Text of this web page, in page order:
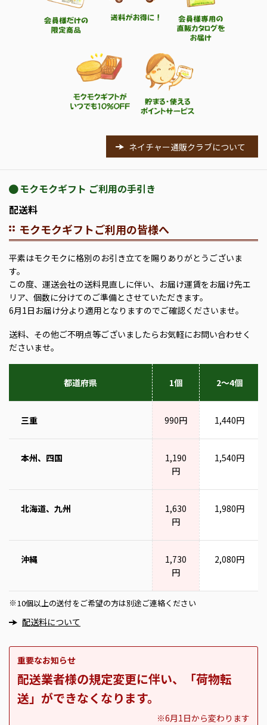
ネイチャー通販クラブについて
モクモクギフト ご利用の手引き
配送料
モクモクギフトご利用の皆様へ
平素はモクモクに格別のお引き立てを賜りありがとうございま
す。
この度、運送会社の送料見直しに伴い、お届け運賃をお届け先エ
リア、個数に分けてのご準備とさせていただきます。
6月1日お届け分より適用となりますのでご確認くださいませ。
送料、その他ご不明点等ございましたらお気軽にお問い合わせく
ださいませ。
都道府県 1個 2～4個
三重 990円 1,440円
本州、四国
1,190
円
1,540円
北海道、九州
1,630
円
1,980円
沖縄
1,730
円
2,080円
※ 10個以上の送付をご希望の方は別途ご連絡ください
配送料について
重要なお知らせ
配送業者様の規定変更に伴い、「荷物転
送」ができなくなります。
※6月1日から変わります